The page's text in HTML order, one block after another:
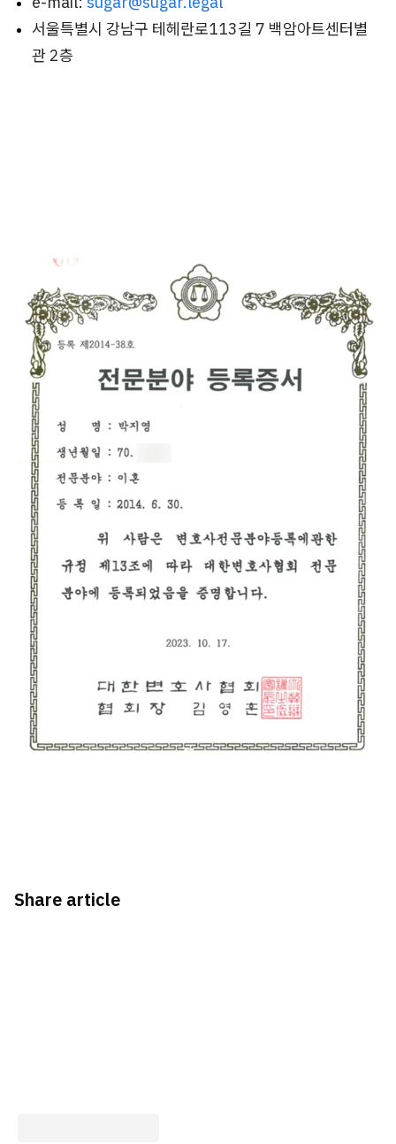
서울특별시 강남구 테헤란로113길 7 백암아트센터별
관 2층
Share article